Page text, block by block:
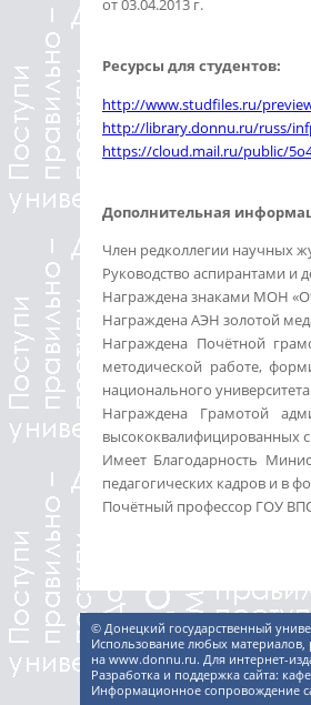
от 03.04.2013 г.
Ресурсы для студентов:
http://www.studfiles.ru/
http://library.donnu.ru/russ/
https://cloud.mail.ru/public/
Дополнительная
Член редколлегии научных
Руководство аспирантами и
Награждена знаками МОН
Награждена АЭН золотой
Награждена Почётной
методической работе,
национального
Награждена Грамотой
высококвалифицированных
Имеет Благодарность
педагогических кадров и в
Почётный профессор ГОУ
© Донецкий государственный
Использование любых материалов,
на www.donnu.ru. Для интернет-
Разработка и поддержка сайта:
Информационное сопровождение